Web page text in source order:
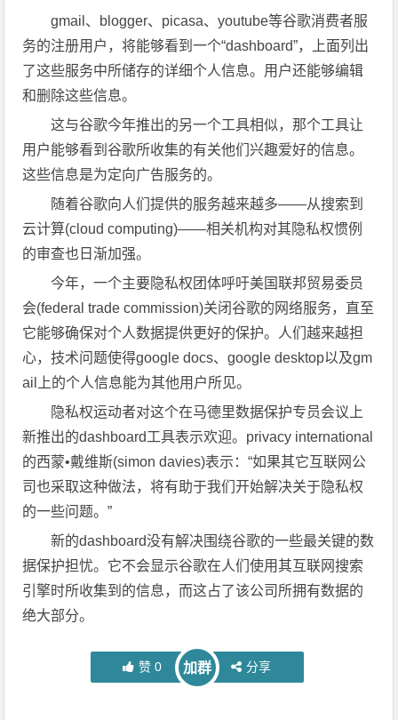
gmail、blogger、picasa、youtube等谷歌消费者服
务的注册用户，将能够看到一个“dashboard”，上面列出
了这些服务中所储存的详细个人信息。用户还能够编辑
和删除这些信息。
这与谷歌今年推出的另一个工具相似，那个工具让
用户能够看到谷歌所收集的有关他们兴趣爱好的信息。
这些信息是为定向广告服务的。
随着谷歌向人们提供的服务越来越多——从搜索到
云计算(cloud computing)——相关机构对其隐私权惯例
的审查也日渐加强。
今年，一个主要隐私权团体呼吁美国联邦贸易委员
会(federal trade commission)关闭谷歌的网络服务，直至
它能够确保对个人数据提供更好的保护。人们越来越担
心，技术问题使得google docs、google desktop以及gm
ail上的个人信息能为其他用户所见。
隐私权运动者对这个在马德里数据保护专员会议上
新推出的dashboard工具表示欢迎。privacy international
的西蒙•戴维斯(simon davies)表示：“如果其它互联网公
司也采取这种做法，将有助于我们开始解决关于隐私权
的一些问题。”
新的dashboard没有解决围绕谷歌的一些最关键的数
据保护担忧。它不会显示谷歌在人们使用其互联网搜索
引擎时所收集到的信息，而这占了该公司所拥有数据的
绝大部分。
赞 0 加群 分享